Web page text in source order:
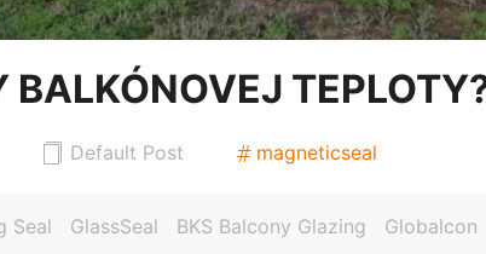
BALKÓNOVEJ
Default Post magneticseal
Seal GlassSeal BKS Balcony Glazing Globalcon